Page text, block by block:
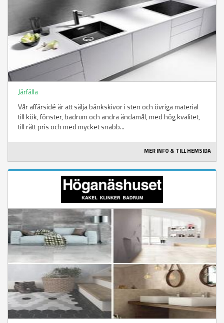
Järfälla
Vår affärsidé är att sälja bänkskivor i sten och övriga material
till kök, fönster, badrum och andra ändamål, med hög kvalitet,
till rätt pris och med mycket snabb...
MER INFO & TILL HEMSIDA